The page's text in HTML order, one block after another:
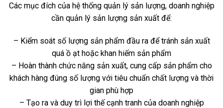
Các mục đích của hệ thống quản lý sản lượng, doanh nghiệp
cần quản lý sản lượng sản xuất để:
– Kiểm soát số lượng sản phẩm đầu ra để tránh sản xuất
quá ồ ạt hoặc khan hiếm sản phẩm
– Hoàn thành chức năng sản xuất, cung cấp sản phẩm cho
khách hàng đúng số lượng với tiêu chuẩn chất lượng và thời
gian phù hợp
– Tạo ra và duy trì lợi thế cạnh tranh của doanh nghiệp